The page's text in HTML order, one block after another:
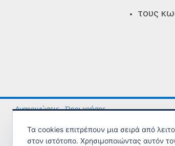
τους
Ανακοινώσεις Όροι χρήσης
© Copyright 2023 - Υλοποίηση από τοΥπουργείο
Τα cookies επιτρέπουν μια σειρά από
στον ιστότοπο. Χρησιμοποιώντας αυτόν